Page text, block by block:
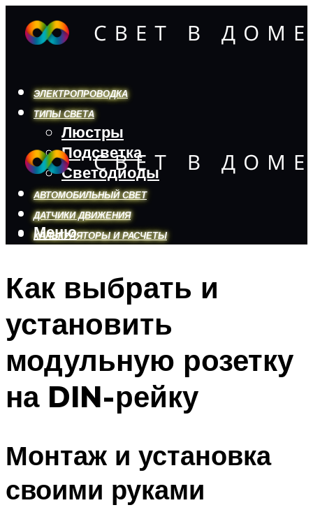
ЭЛЕКТРОПРОВОДКА
ТИПЫ СВЕТА
Люстры
Подсветка
Светодиоды
АВТОМОБИЛЬНЫЙ СВЕТ
ДАТЧИКИ ДВИЖЕНИЯ
КАЛЬКУЛЯТОРЫ И РАСЧЕТЫ
Меню
Меню
Как выбрать и
установить
модульную розетку
на DIN-рейку
Монтаж и установка
своими руками